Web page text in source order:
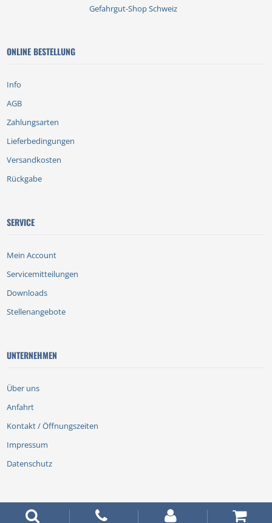
Gefahrgut-Shop Schweiz
ONLINE BESTELLUNG
Info
AGB
Zahlungsarten
Lieferbedingungen
Versandkosten
Rückgabe
SERVICE
Mein Account
Servicemitteilungen
Downloads
Stellenangebote
UNTERNEHMEN
Über uns
Anfahrt
Kontakt / Öffnungszeiten
Impressum
Datenschutz